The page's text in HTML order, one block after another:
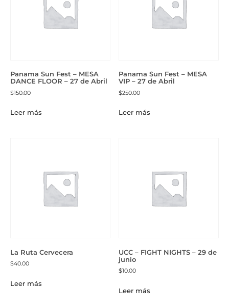
Panama Sun Fest – MESA
DANCE FLOOR – 27 de Abril
$150.00
Leer más
Panama Sun Fest – MESA
VIP – 27 de Abril
$250.00
Leer más
La Ruta Cervecera
$40.00
Leer más
UCC – FIGHT NIGHTS – 29 de
junio
$10.00
Leer más